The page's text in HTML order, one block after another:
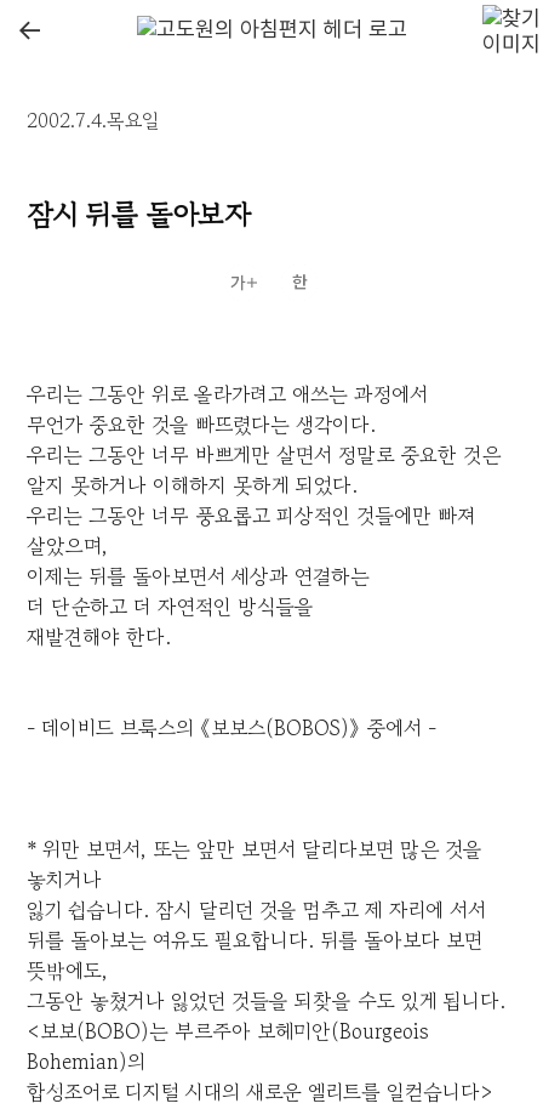
←
2002.7.4.목요일
잠시 뒤를 돌아보자
우리는 그동안 위로 올라가려고 애쓰는 과정에서
무언가 중요한 것을 빠뜨렸다는 생각이다.
우리는 그동안 너무 바쁘게만 살면서 정말로 중요한 것은
알지 못하거나 이해하지 못하게 되었다.
우리는 그동안 너무 풍요롭고 피상적인 것들에만 빠져
살았으며,
이제는 뒤를 돌아보면서 세상과 연결하는
더 단순하고 더 자연적인 방식들을
재발견해야 한다.
- 데이비드 브룩스의 《보보스(BOBOS)》 중에서 -
* 위만 보면서, 또는 앞만 보면서 달리다보면 많은 것을
놓치거나
잃기 쉽습니다. 잠시 달리던 것을 멈추고 제 자리에 서서
뒤를 돌아보는 여유도 필요합니다. 뒤를 돌아보다 보면
뜻밖에도,
그동안 놓쳤거나 잃었던 것들을 되찾을 수도 있게 됩니다.
<보보(BOBO)는 부르주아 보헤미안(Bourgeois
Bohemian)의
합성조어로 디지털 시대의 새로운 엘리트를 일컫습니다>